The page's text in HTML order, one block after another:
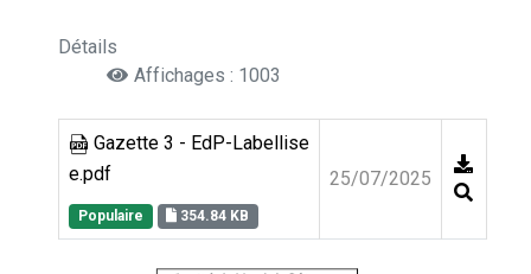
Détails
Affichages : 1003
Gazette 3 - EdP-Labellise
e.pdf
Populaire 354.84 KB
25/07/2025